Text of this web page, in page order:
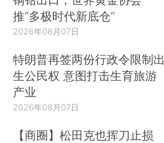
推“多极时代新底仓”
2026年08月07日
特朗普再签两份行政令限制出
生公民权 意图打击生育旅游
产业
2026年08月07日
【商圈】松田克也挥刀止损